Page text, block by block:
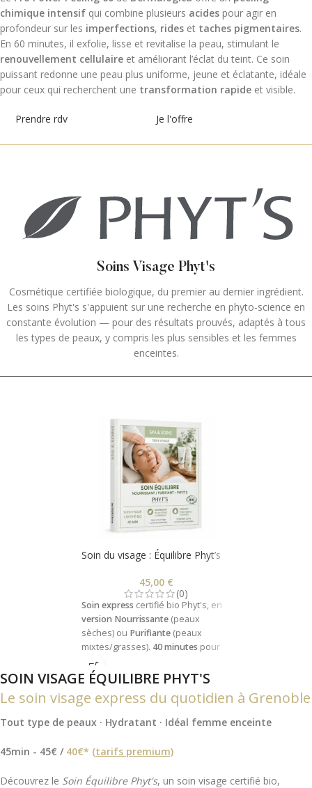
chimique intensif qui combine plusieurs acides pour agir en
profondeur sur les imperfections, rides et taches pigmentaires.
En 60 minutes, il exfolie, lisse et revitalise la peau, stimulant le
renouvellement cellulaire et améliorant l’éclat du teint. Ce soin
puissant redonne une peau plus uniforme, jeune et éclatante, idéale
pour ceux qui recherchent une transformation rapide et visible.
Prendre rdv Je l'offre
Soins Visage Phyt's
Cosmétique certifiée biologique, du premier au dernier ingrédient.
Les soins Phyt's s'appuient sur une recherche en phyto-science en
constante évolution — pour des résultats prouvés, adaptés à tous
les types de peaux, y compris les plus sensibles et les femmes
enceintes.
Soin du visage : Équilibre Phyt’s
45,00 €
(0)
Soin express certifié bio Phyt's, en
version Nourrissante (peaux
sèches) ou Purifiante (peaux
mixtes/grasses). 40 minutes pour
rééquilibrer, nourrir et sublimer
votre peau.
SOIN VISAGE ÉQUILIBRE PHYT'S
Le soin visage express du quotidien à Grenoble
Tout type de peaux · Hydratant · Idéal femme enceinte
45min - 45€ / 40€* (tarifs premium)
Découvrez le Soin Équilibre Phyt's, un soin visage certifié bio,